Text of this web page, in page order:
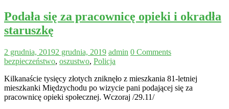
Podała się za pracownicę opieki i okradła
staruszkę
2 grudnia, 20192 grudnia, 2019 admin 0 Comments
bezpieczeństwo, oszustwo, Policja
Kilkanaście tysięcy złotych zniknęło z mieszkania 81-letniej
mieszkanki Międzychodu po wizycie pani podającej się za
pracownicę opieki społecznej. Wczoraj /29.11/